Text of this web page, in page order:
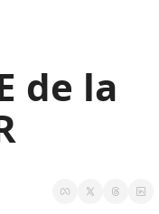
de la